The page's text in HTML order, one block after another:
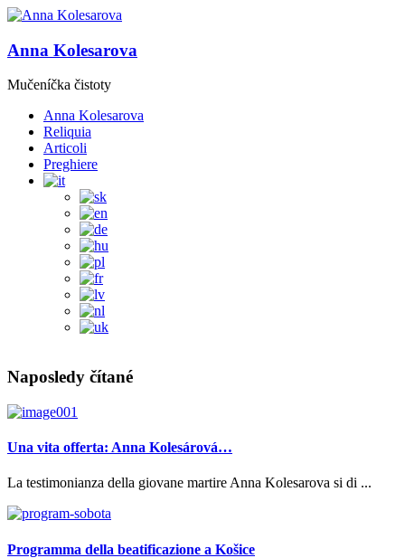
Anna Kolesarova
Mučeníčka čistoty
Anna Kolesarova
Reliquia
Articoli
Preghiere
Naposledy čítané
Una vita offerta: Anna Kolesárová…
La testimonianza della giovane martire Anna Kolesarova si di ...
Programma della beatificazione a Košice